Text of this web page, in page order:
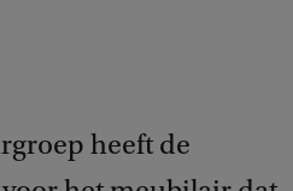
heeft de